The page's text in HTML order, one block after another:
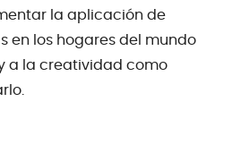
la aplicación de
en los hogares del mundo
a la creatividad como